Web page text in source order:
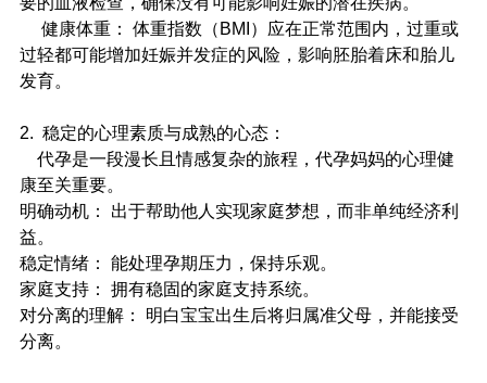
健康体重： 体重指数（BMI）应在正常范围内，过重或
过轻都可能增加妊娠并发症的风险，影响胚胎着床和胎儿
发育。
2.  稳定的心理素质与成熟的心态：
代孕是一段漫长且情感复杂的旅程，代孕妈妈的心理健
康至关重要。
明确动机： 出于帮助他人实现家庭梦想，而非单纯经济利
益。
稳定情绪： 能处理孕期压力，保持乐观。
家庭支持： 拥有稳固的家庭支持系统。
对分离的理解： 明白宝宝出生后将归属准父母，并能接受
分离。